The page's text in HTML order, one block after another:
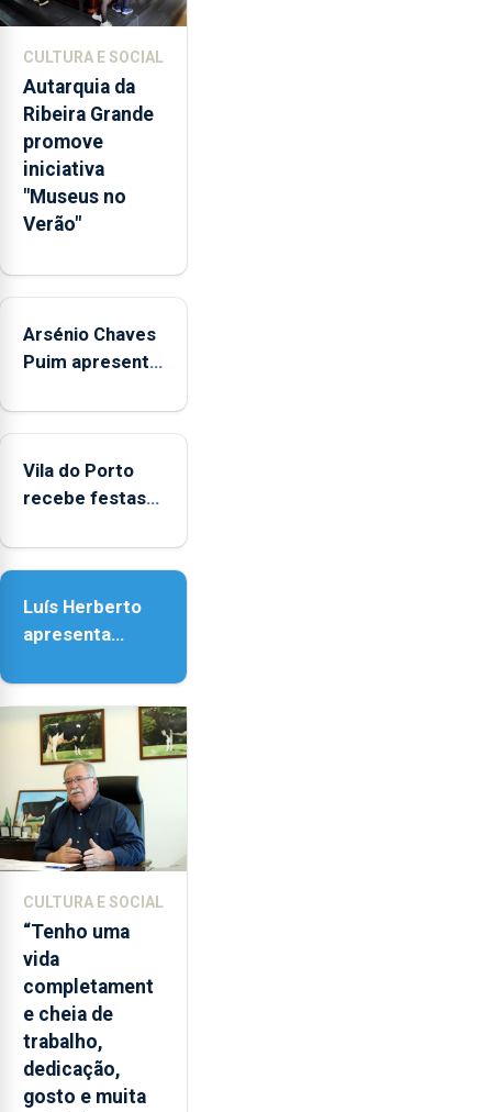
767
anunciou
o
Governo
Regional.
CULTURA E SOCIAL
Autarquia da
Ribeira Grande
promove
iniciativa
"Museus no
Verão"
Arsénio Chaves
Puim apresenta
Biblioteca de
Vila do Porto
recebe festas
Nossa Senhora
Luís Herberto
apresenta
Paisagem’
CULTURA E SOCIAL
“Tenho uma
vida
completament
e cheia de
trabalho,
dedicação,
gosto e muita